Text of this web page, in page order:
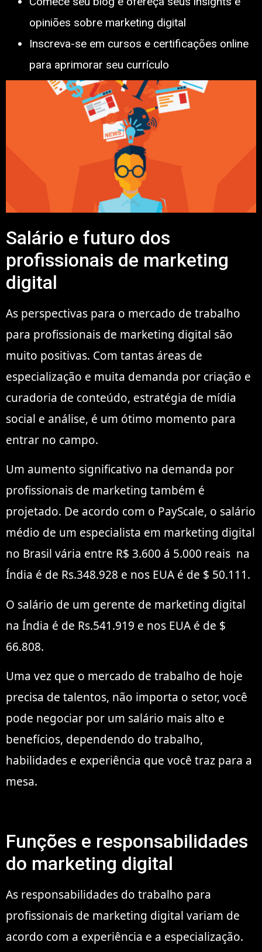
opiniões sobre marketing digital
Inscreva-se em cursos e certificações online
para aprimorar seu currículo
Salário e futuro dos
profissionais de marketing
digital
As perspectivas para o mercado de trabalho
para profissionais de marketing digital são
muito positivas. Com tantas áreas de
especialização e muita demanda por criação e
curadoria de conteúdo, estratégia de mídia
social e análise, é um ótimo momento para
entrar no campo.
Um aumento significativo na demanda por
profissionais de marketing também é
projetado. De acordo com o PayScale, o salário
médio de um especialista em marketing digital
no Brasil vária entre R$ 3.600 á 5.000 reais na
Índia é de Rs.348.928 e nos EUA é de $ 50.111.
O salário de um gerente de marketing digital
na Índia é de Rs.541.919 e nos EUA é de $
66.808.
Uma vez que o mercado de trabalho de hoje
precisa de talentos, não importa o setor, você
pode negociar por um salário mais alto e
benefícios, dependendo do trabalho,
habilidades e experiência que você traz para a
mesa.
Funções e responsabilidades
do marketing digital
As responsabilidades do trabalho para
profissionais de marketing digital variam de
acordo com a experiência e a especialização.